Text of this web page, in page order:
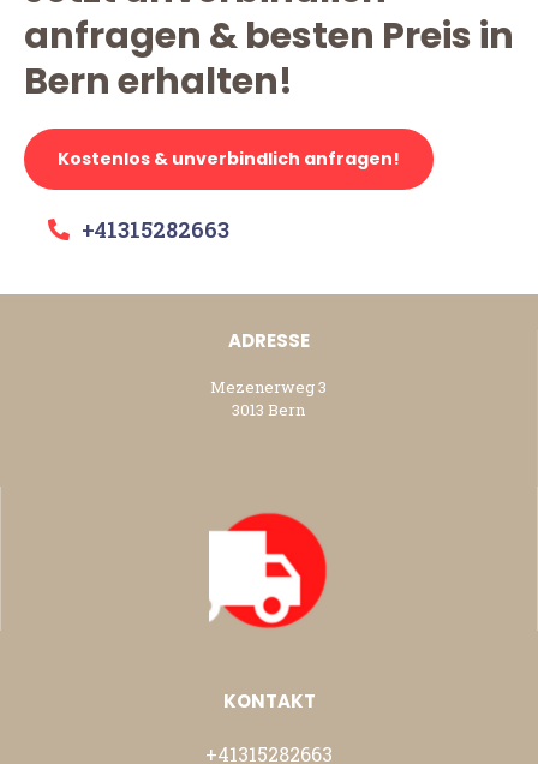
anfragen & besten Preis in
Bern erhalten!
Kostenlos & unverbindlich anfragen!
+41315282663
ADRESSE
Mezenerweg 3
3013 Bern
KONTAKT
+41315282663